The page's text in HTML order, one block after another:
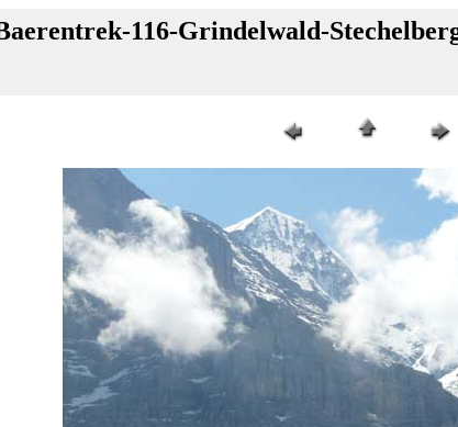
116-Grindelwald-